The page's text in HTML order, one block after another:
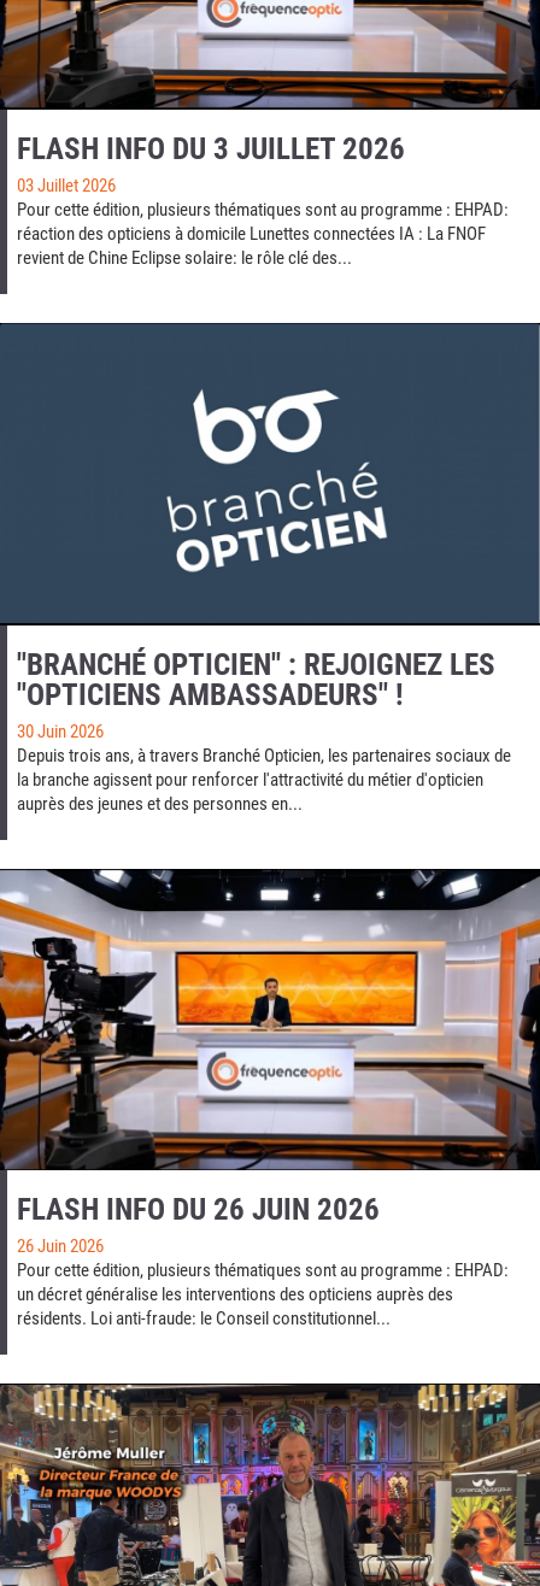
FLASH INFO DU 3 JUILLET 2026
03 Juillet 2026
Pour cette édition, plusieurs thématiques sont au programme : EHPAD:
réaction des opticiens à domicile Lunettes connectées IA : La FNOF
revient de Chine Eclipse solaire: le rôle clé des...
"BRANCHÉ OPTICIEN" : REJOIGNEZ LES
"OPTICIENS AMBASSADEURS" !
30 Juin 2026
Depuis trois ans, à travers Branché Opticien, les partenaires sociaux de
la branche agissent pour renforcer l'attractivité du métier d'opticien
auprès des jeunes et des personnes en...
FLASH INFO DU 26 JUIN 2026
26 Juin 2026
Pour cette édition, plusieurs thématiques sont au programme : EHPAD:
un décret généralise les interventions des opticiens auprès des
résidents. Loi anti-fraude: le Conseil constitutionnel...